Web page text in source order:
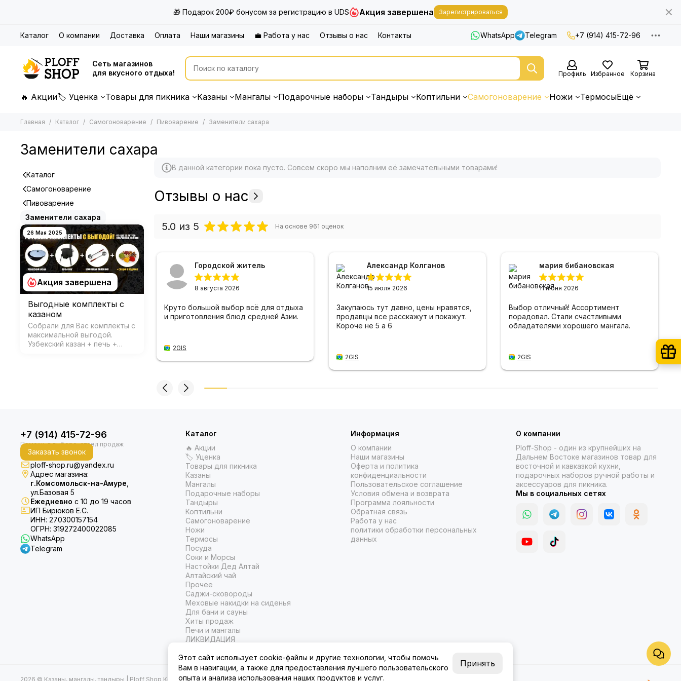
🎁 Подарок 200₽ бонусом за регистрацию в UDS Акция завершена Зарегистрироваться
Каталог О компании Доставка Оплата Наши магазины 💼 Работа у нас Отзывы о нас Контакты WhatsApp Telegram +7 (914) 415-72-96
Сеть магазинов
для вкусного отдыха!
Профиль Избранное Корзина
🔥 Акции🏷 Уценка Товары для пикника Казаны Мангалы Подарочные наборы Тандыры Коптильни Самогоноварение Ножи ТермосыЕщё
Главная Каталог Самогоноварение Пивоварение Заменители сахара
Заменители сахара
В данной категории пока пусто. Совсем скоро мы наполним её замечательными товарами!
Отзывы о нас
5.0 из 5 На основе 961 оценок
Роман Архипов
18 сентября 2025
зайти в магазин сможите
хорошие товары для дома
Продавцы все расскажут и
Городской житель
8 августа 2026
Круто большой выбор всё для отдыха
и приготовления блюд средней Азии.
2GIS
Александр Колганов
15 июля 2026
Закупаюсь тут давно, цены нравятся,
продавцы все расскажут и покажут.
Короче не 5 а 6
2GIS
мария бибановская
11 июня 2026
Выбор отличный! Ассортимент
порадовал. Стали счастливыми
обладателями хорошего мангала.
2GIS
Каталог
Самогоноварение
Пивоварение
Заменители сахара
26 Мая 2025
Акция завершена
Выгодные комплекты с
казаном
Собрали для Вас комплекты с
максимальной выгодой.
Узбекский казан + печь +
+7 (914) 415-72-96
Заказать звонок
ploff-shop.ru@yandex.ru
Адрес магазина:
г.Комсомольск-на-Амуре
ул.Базовая 5
Ежедневно с 10 до 19 часов
ИП Бирюков Е.С.
ИНН: 270300157154
ОГРН: 319272400022085
WhatsApp
Telegram
Каталог
🔥 Акции
🏷 Уценка
Товары для пикника
Казаны
Мангалы
Подарочные наборы
Тандыры
Коптильни
Самогоноварение
Ножи
Термосы
Посуда
Соки и Морсы
Настойки Дед Алтай
Алтайский чай
Прочее
Саджи-сковороды
Меховые накидки на сиденья
Для бани и сауны
Хиты продаж
Печи и мангалы
ЛИКВИДАЦИЯ
Информация
О компании
Наши магазины
Оферта и политика
конфиденциальности
Пользовательское соглашение
Условия обмена и возврата
Программа лояльности
Обратная связь
Работа у нас
политики обработки персональных
данных
О компании
Ploff-Shop - один из крупнейших на
Дальнем Востоке магазинов товар для
восточной и кавказкой кухни,
подарочных наборов ручной работы и
аксессуаров для пикника.
Мы в социальных сетях
2026 © Казаны, мангалы, тандыры | Ploff Shop Комсомольск-на-Амуре.Карта сайта
Этот сайт использует cookie-файлы и другие технологии, чтобы помочь
Вам в навигации, а также для предоставления лучшего пользовательского
опыта и анализа использования наших продуктов и услуг.
Принять